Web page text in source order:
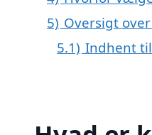
5) Oversigt
5.1) Indhent